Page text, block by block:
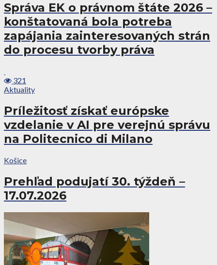
Správa EK o právnom štáte 2026 –
konštatovaná bola potreba
zapájania zainteresovaných strán
do procesu tvorby práva
321
Aktuality
Príležitosť získať európske
vzdelanie v AI pre verejnú správu
na Politecnico di Milano
Košice
Prehľad podujatí 30. týždeň –
17.07.2026